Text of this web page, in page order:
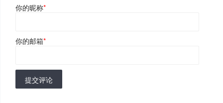
你的昵称*
你的邮箱*
提交评论